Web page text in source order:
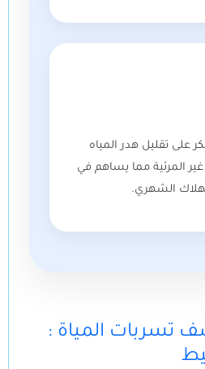
على تقليل هدر المياه
غير المرئية مما يساهم في
الشهري.
: أجهزة شركة كشف تسربات المياة